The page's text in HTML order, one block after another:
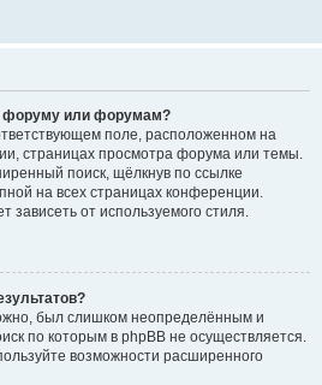
форуму или форумам?
поле, расположенном на
страницах просмотра форума или темы.
поиск, щёлкнув по ссылке
на всех страницах конференции.
зависеть от используемого стиля.
был слишком неопределённым и
по которым в phpBB не осуществляется.
возможности расширенного